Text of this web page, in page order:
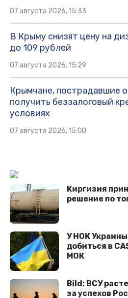
07 августа 2026, 15:33
В Крыму снизят цену на
до 109 рублей
07 августа 2026, 15:29
Крымчане, пострадавшие
получить беззалоговый
условиях
07 августа 2026, 15:00
Киргизия
решение по
У НОК
добиться в
МОК
Bild: ВСУ
за успехов